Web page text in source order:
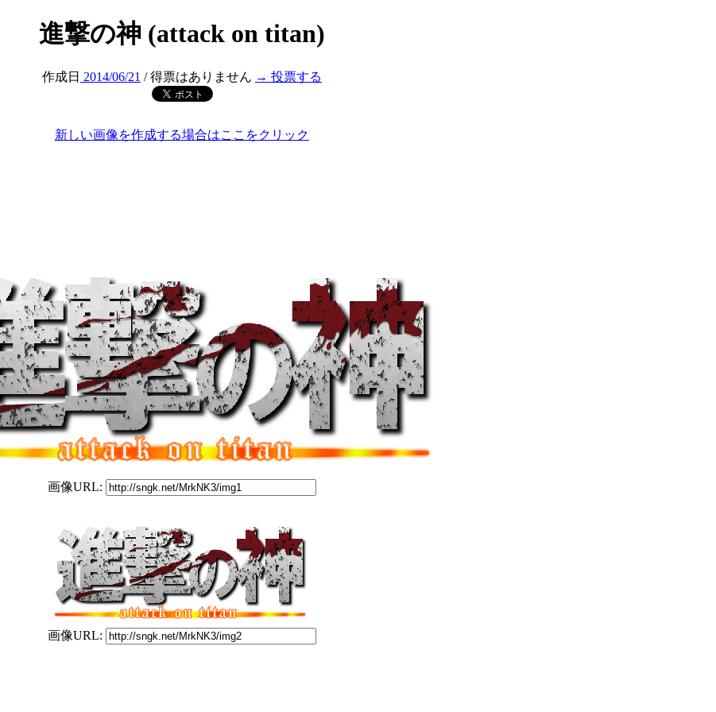
進撃の神 (attack on titan)
作成日 2014/06/21 / 得票はありません → 投票する
新しい画像を作成する場合はここをクリック
画像URL:
画像URL: